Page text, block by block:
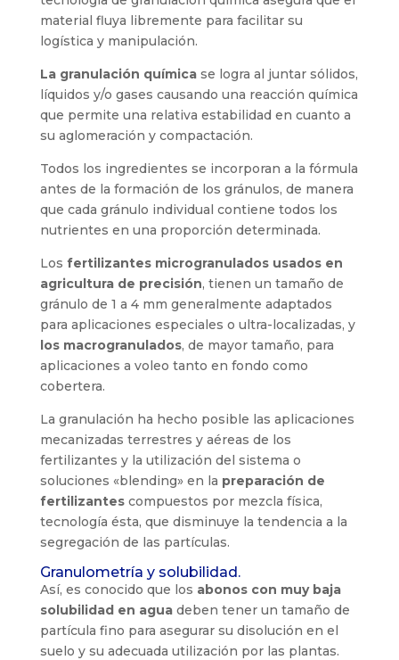
material fluya libremente para facilitar su
logística y manipulación.
La granulación químicase logra al juntar sólidos,
líquidos y/o gases causando una reacción química
que permite una relativa estabilidad en cuanto a
su aglomeración y compactación.
Todos los ingredientes se incorporan a la fórmula
antes de la formación de los gránulos, de manera
que cada gránulo individual contiene todos los
nutrientes en una proporción determinada.
Los fertilizantes microgranulados usados en
agricultura de precisión, tienen un tamaño de
gránulo de 1 a 4 mm generalmente adaptados
para aplicaciones especiales o ultra-localizadas, y
los macrogranulados, de mayor tamaño, para
aplicaciones a voleo tanto en fondo como
cobertera.
La granulación ha hecho posible las aplicaciones
mecanizadas terrestres y aéreas de los
fertilizantes y la utilización del sistema o
soluciones «blending» en la preparación de
fertilizantescompuestos por mezcla física,
tecnología ésta, que disminuye la tendencia a la
segregación de las partículas.
Granulometría y solubilidad.
Así, es conocido que los abonos con muy baja
solubilidad en aguadeben tener un tamaño de
partícula fino para asegurar su disolución en el
suelo y su adecuada utilización por las plantas.